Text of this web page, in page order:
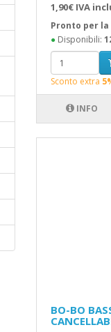
1,90€ IVA
Pronto per
●Disponibili:
Sconto extra
INFO
BO-BO